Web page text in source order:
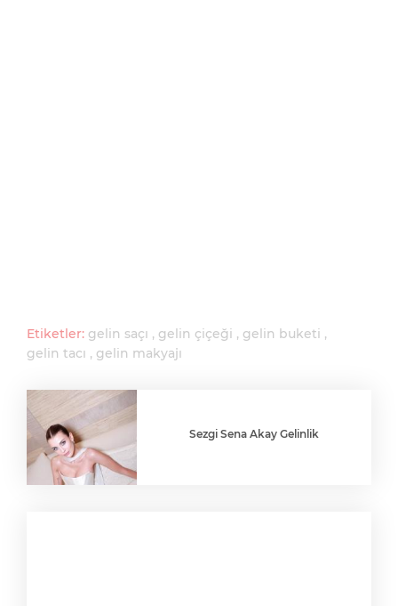
Etiketler: gelin saçı gelin çiçeği
gelin buketi
gelin tacı
gelin makyajı
Sezgi Sena Akay Gelinlik